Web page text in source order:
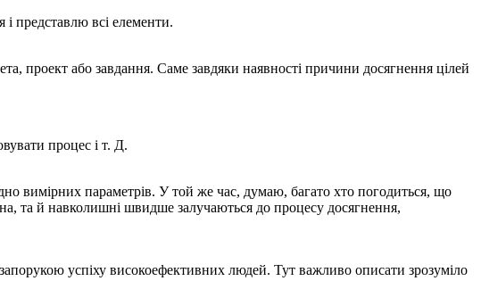
і представлю всі елементи.
проект або завдання. Саме завдяки наявності причини досягнення цілей
процес і т. Д.
вимірних параметрів. У той же час, думаю, багато хто погодиться, що
та й навколишні швидше залучаються до процесу досягнення,
успіху високоефективних людей. Тут важливо описати зрозуміло